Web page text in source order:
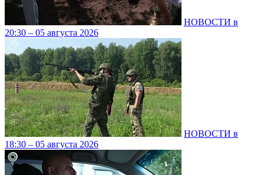
НОВОСТИ в
20:30 – 05 августа 2026
НОВОСТИ в
18:30 – 05 августа 2026